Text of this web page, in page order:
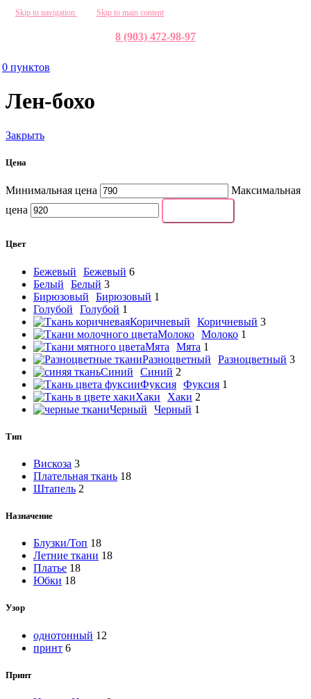
Skip to navigation Skip to main content
8 (903) 472-98-97
0 пунктов
Лен-бохо
Закрыть
Цена
Минимальная цена
Максимальная
цена
Цвет
Бежевый Бежевый 6
Белый
Белый 3
Бирюзовый
Бирюзовый 1
Голубой
Голубой 1
Коричневый
Коричневый 3
Молоко Молоко 1
Мята
Мята 1
Разноцветный
Разноцветный 3
Синий
Синий 2
Фуксия Фуксия 1
Хаки
Хаки 2
Черный
Черный 1
Тип
Вискоза 3
Плательная ткань 18
Штапель 2
Назначение
Блузки/Топ 18
Летние ткани 18
Платье 18
Юбки 18
Узор
однотонный 12
принт 6
Принт